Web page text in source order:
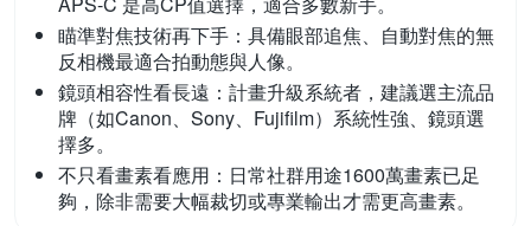
瞄準對焦技術再下手： 具備眼部追焦、自動對焦的無
反相機最適合拍動態與人像。
鏡頭相容性看長遠： 計畫升級系統者，建議選主流品
牌（如Canon、Sony、Fujifilm）系統性強、鏡頭選
擇多。
不只看畫素看應用： 日常社群用途1600萬畫素已足
夠，除非需要大幅裁切或專業輸出才需更高畫素。